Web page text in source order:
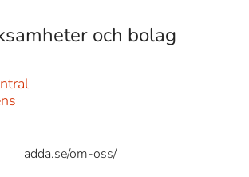
och bolag
adda.se/om-oss/